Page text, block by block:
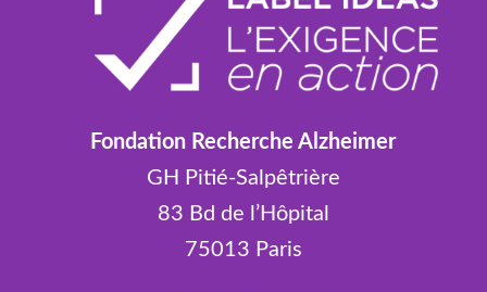
Fondation Recherche Alzheimer
GH Pitié-Salpêtrière
83 Bd de l’Hôpital
75013 Paris